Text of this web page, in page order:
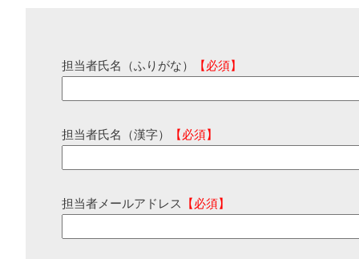
担当者氏名（ふりがな） 【必須】
担当者氏名（漢字） 【必須】
担当者メールアドレス 【必須】